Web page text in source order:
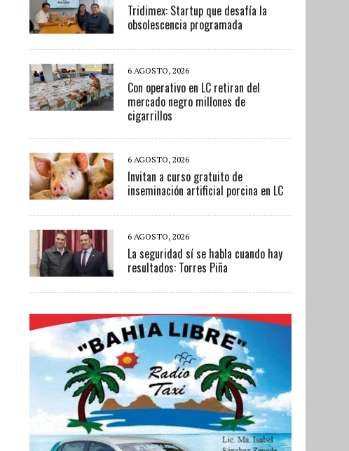
Tridimex: Startup que desafía la
obsolescencia programada
6 AGOSTO, 2026
Con operativo en LC retiran del
mercado negro millones de
cigarrillos
6 AGOSTO, 2026
Invitan a curso gratuito de
inseminación artificial porcina en LC
6 AGOSTO, 2026
La seguridad sí se habla cuando hay
resultados: Torres Piña